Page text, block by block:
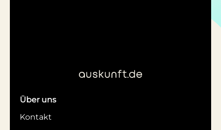
Über uns
Kontakt